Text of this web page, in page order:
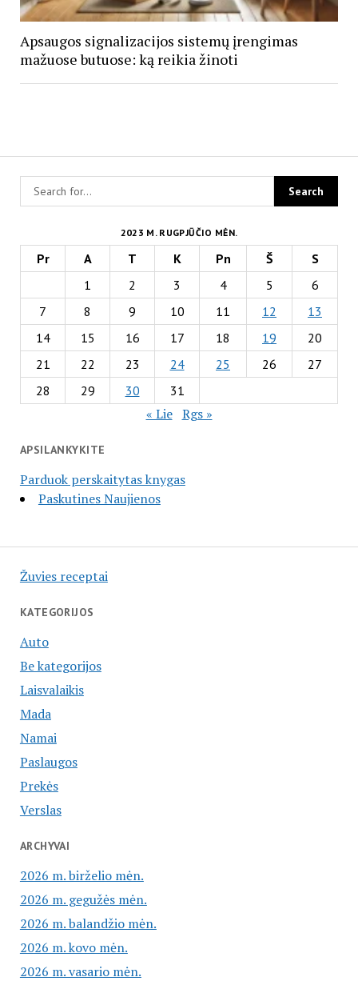
2023 M. RUGPJŪČIO MĖN.
Pr A T K Pn Š
S
1
2 3 4 5
6
7
8 9 10 11 12
13
14
15 16 17 18 19
20
21
22 23 24 25 26
27
28
29 30 31
« Lie Rgs »
APSILANKYKITE
Parduok perskaitytas knygas
Paskutines Naujienos
Apsaugos signalizacijos sistemų įrengimas
mažuose butuose: ką reikia žinoti
Žuvies receptai
KATEGORIJOS
Auto
Be kategorijos
Laisvalaikis
Mada
Namai
Paslaugos
Prekės
Verslas
ARCHYVAI
2026 m. birželio mėn.
2026 m. gegužės mėn.
2026 m. balandžio mėn.
2026 m. kovo mėn.
2026 m. vasario mėn.